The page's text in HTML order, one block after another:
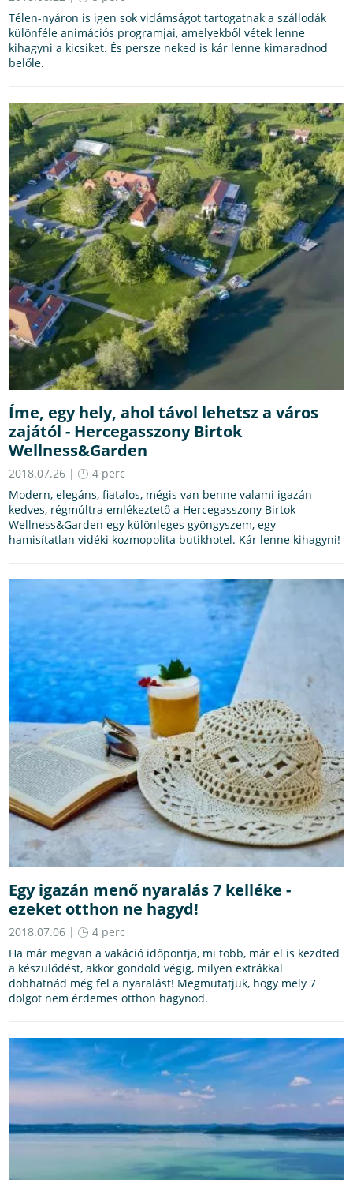
Télen-nyáron is igen sok vidámságot tartogatnak a szállodák
különféle animációs programjai, amelyekből vétek lenne
kihagyni a kicsiket. És persze neked is kár lenne kimaradnod
belőle.
Íme, egy hely, ahol távol lehetsz a város
zajától - Hercegasszony Birtok
Wellness&Garden
2018.07.26 |
4 perc
Modern, elegáns, fiatalos, mégis van benne valami igazán
kedves, régmúltra emlékeztető a Hercegasszony Birtok
Wellness&Garden egy különleges gyöngyszem, egy
hamisítatlan vidéki kozmopolita butikhotel. Kár lenne kihagyni!
Egy igazán menő nyaralás 7 kelléke -
ezeket otthon ne hagyd!
2018.07.06 |
4 perc
Ha már megvan a vakáció időpontja, mi több, már el is kezdted
a készülődést, akkor gondold végig, milyen extrákkal
dobhatnád még fel a nyaralást! Megmutatjuk, hogy mely 7
dolgot nem érdemes otthon hagynod.